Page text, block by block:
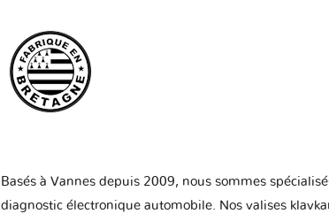
Basés à Vannes depuis 2009, nous sommes
diagnostic électronique automobile. Nos valises